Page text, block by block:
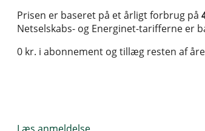
Prisen er baseret på et årligt forbrug på
Netselskabs- og Energinet-tarifferne er
0 kr. i abonnement og tillæg resten af